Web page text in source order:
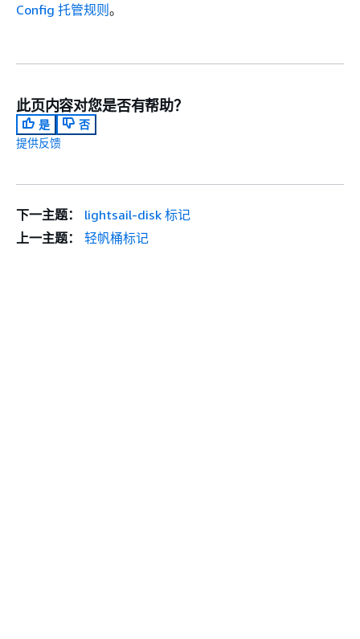
Config 托管规则。
此页内容对您是否有帮助？
是
否
提供反馈
下一主题：
lightsail-disk 标记
上一主题：
轻帆桶标记